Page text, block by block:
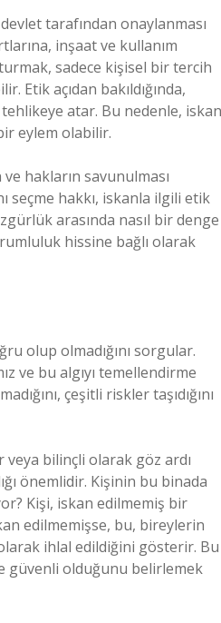
tarafından onaylanması
inşaat ve kullanım
sadece kişisel bir tercih
açıdan bakıldığında,
atar. Bu nedenle,
eylem olabilir.
hakların savunulması
seçme hakkı, iskanla ilgili etik
arasında nasıl bir denge
hissine bağlı olarak
olup olmadığını sorgular.
ve bu algıyı temellendirme
çeşitli riskler taşıdığını
bilinçli olarak göz ardı
önemlidir. Kişinin bu binada
Kişi, iskan edilmemiş bir
edilmemişse, bu, bireylerin
ihlal edildiğini gösterir. Bu
güvenli olduğunu belirlemek